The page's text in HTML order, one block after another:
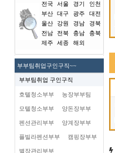
전국 서울 경기
인천
부산 대구 광주
대전
울산
강원 경남
경북
전남
전북 충남
충북
제주
세종 해외
부부팀취업구인구직~~
부부팀취업 구인구직
호텔청소부부 농장부부팀
모텔청소부부 양돈장부부
펜션관리부부 양계장부부
플빌라펜션부부 캠핑장부부
별장관리부부